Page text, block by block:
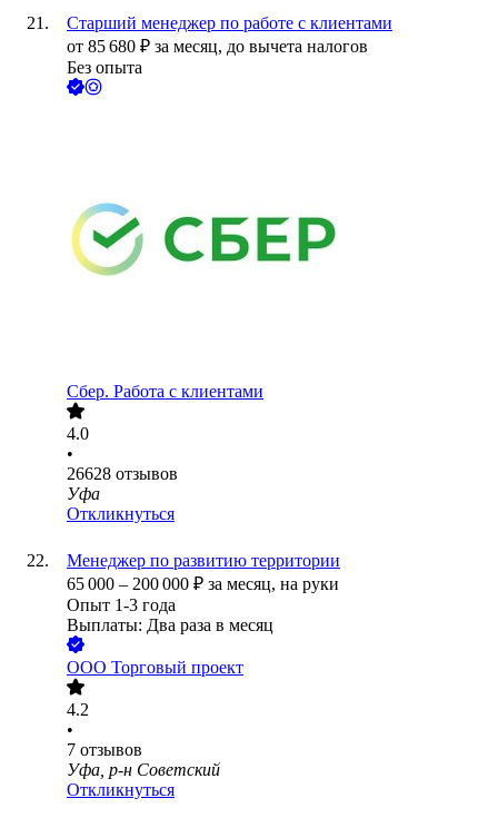
Старший менеджер по работе с клиентами
от 85 680 ₽ за месяц, до вычета налогов
Без опыта
Сбер. Работа с клиентами
4.0
•
26628 отзывов
Уфа
Откликнуться
Менеджер по развитию территории
65 000 – 200 000 ₽ за месяц, на руки
Опыт 1-3 года
Выплаты: Два раза в месяц
ООО Торговый проект
4.2
•
7 отзывов
Уфа, р-н Советский
Откликнуться